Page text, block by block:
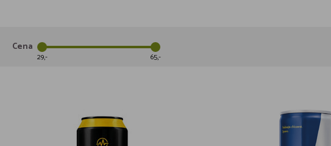
Cena
29 65